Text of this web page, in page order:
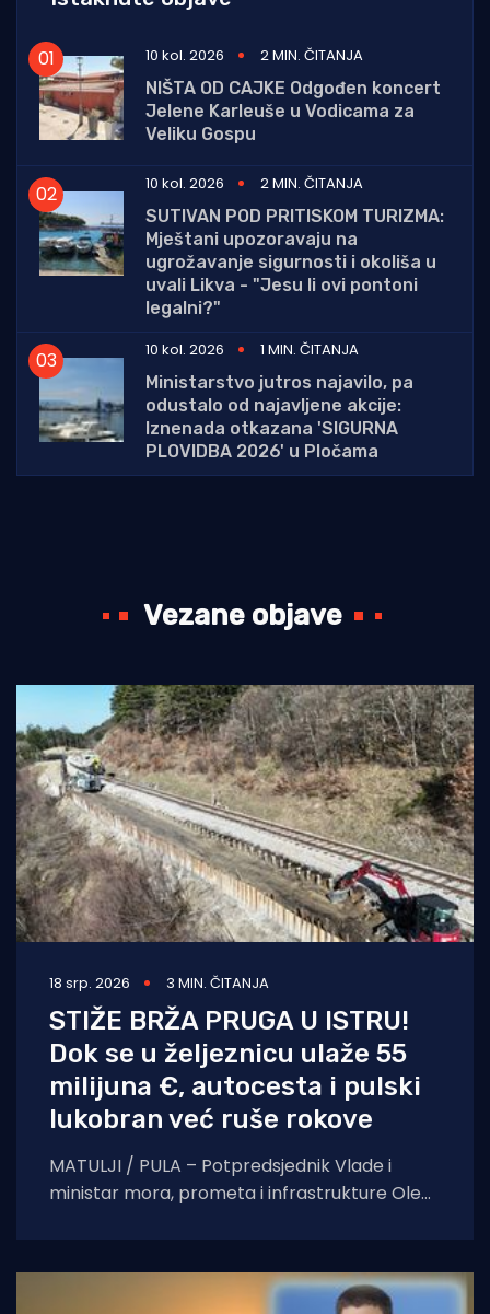
10 kol. 2026
2 MIN. ČITANJA
NIŠTA OD CAJKE Odgođen koncert
Jelene Karleuše u Vodicama za
Veliku Gospu
10 kol. 2026
2 MIN. ČITANJA
SUTIVAN POD PRITISKOM TURIZMA:
Mještani upozoravaju na
ugrožavanje sigurnosti i okoliša u
uvali Likva - "Jesu li ovi pontoni
legalni?"
10 kol. 2026
1 MIN. ČITANJA
Ministarstvo jutros najavilo, pa
odustalo od najavljene akcije:
Iznenada otkazana 'SIGURNA
PLOVIDBA 2026' u Pločama
Vezane objave
18 srp. 2026 3 MIN. ČITANJA
STIŽE BRŽA PRUGA U ISTRU!
Dok se u željeznicu ulaže 55
milijuna €, autocesta i pulski
lukobran već ruše rokove
MATULJI / PULA – Potpredsjednik Vlade i
ministar mora, prometa i infrastrukture Oleg